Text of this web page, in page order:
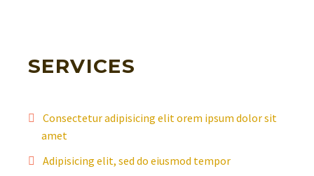
SERVICES
Consectetur adipisicing elit orem ipsum dolor sit
amet
Adipisicing elit, sed do eiusmod tempor